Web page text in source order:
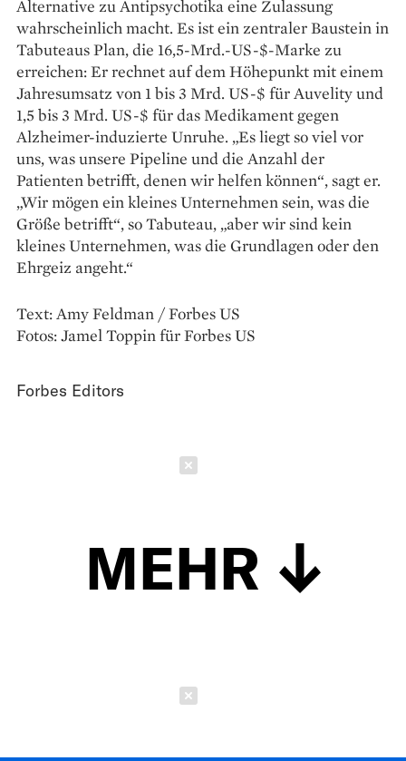
Alternative zu Antipsychotika eine Zulassung
wahrscheinlich macht. Es ist ein zentraler Baustein in
Tabuteaus Plan, die 16,5-Mrd.-US-$-Marke zu
erreichen: Er rechnet auf dem Höhepunkt mit einem
Jahresumsatz von 1 bis 3 Mrd. US-$ für Auvelity und
1,5 bis 3 Mrd. US-$ für das Medikament gegen
Alzheimer-­induzierte Unruhe. „Es liegt so viel vor
uns, was unsere Pipeline und die Anzahl der
Patienten betrifft, denen wir helfen können“, sagt er.
„Wir mögen ein kleines Unternehmen sein, was die
Größe betrifft“, so Tabuteau, „aber wir sind kein
kleines Unternehmen, was die Grundlagen oder den
Ehrgeiz angeht.“
Text: Amy Feldman / Forbes US
Fotos: Jamel Toppin für Forbes US
Forbes Editors
MEHR